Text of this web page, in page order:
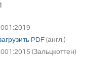
PDF (англ.)
(Зальцкоттен)